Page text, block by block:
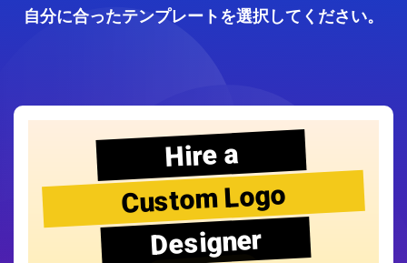
自分に合ったテンプレートを選択してください。
Hire a
Custom Logo
Designer